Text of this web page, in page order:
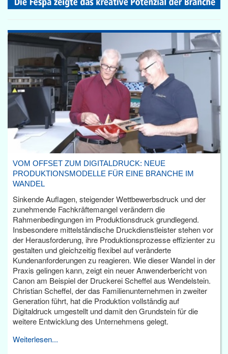
VOM OFFSET ZUM DIGITALDRUCK: NEUE
PRODUKTIONSMODELLE FÜR EINE BRANCHE IM
WANDEL
Sinkende Auflagen, steigender Wettbewerbsdruck und der
zunehmende Fachkräftemangel verändern die
Rahmenbedingungen im Produktionsdruck grundlegend.
Insbesondere mittelständische Druckdienstleister stehen vor
der Herausforderung, ihre Produktionsprozesse effizienter zu
gestalten und gleichzeitig flexibel auf veränderte
Kundenanforderungen zu reagieren. Wie dieser Wandel in der
Praxis gelingen kann, zeigt ein neuer Anwenderbericht von
Canon am Beispiel der Druckerei Scheffel aus Wendelstein.
Christian Scheffel, der das Familienunternehmen in zweiter
Generation führt, hat die Produktion vollständig auf
Digitaldruck umgestellt und damit den Grundstein für die
weitere Entwicklung des Unternehmens gelegt.
Weiterlesen...